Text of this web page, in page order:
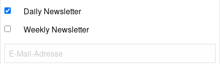
Daily Newsletter
Weekly Newsletter